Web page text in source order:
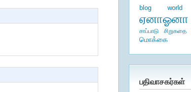
blog world
ஏனாஓனா
சாப்பாடு சிறுகதை
மொக்கை
பதிவாசகர்கள்